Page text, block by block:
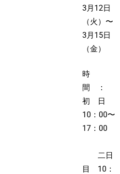
3月12日
（火）〜
3月15日
（金）
時
間 ：
初 日
10：00〜
17：00
二日
目 10：